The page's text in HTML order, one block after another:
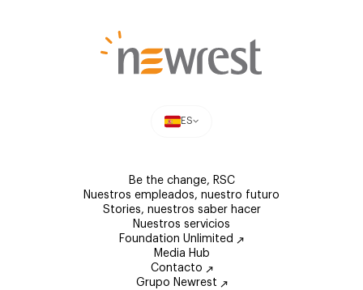
ES
Be the change, RSC
Nuestros empleados, nuestro futuro
Stories, nuestros saber hacer
Nuestros servicios
Foundation Unlimited
Media Hub
Contacto
Grupo Newrest